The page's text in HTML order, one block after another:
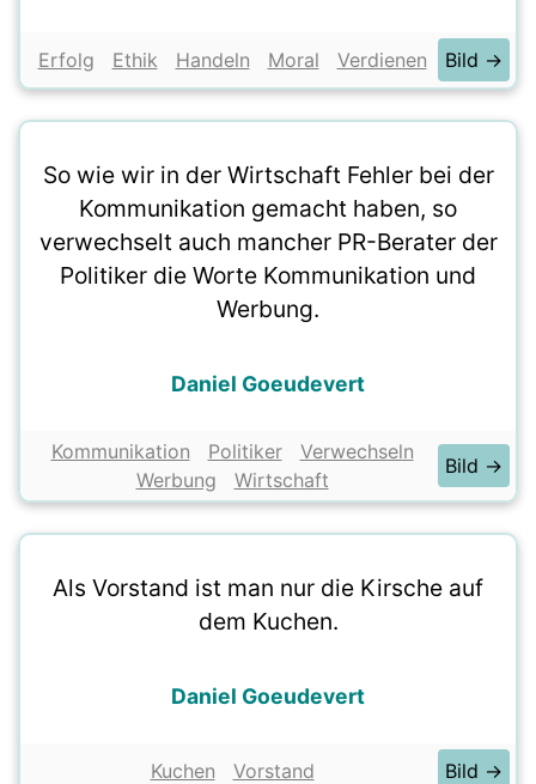
Erfolg Ethik Handeln Moral Verdienen Bild →
So wie wir in der Wirtschaft Fehler bei der
Kommunikation gemacht haben, so
verwechselt auch mancher PR-Berater der
Politiker die Worte Kommunikation und
Werbung.
Daniel Goeudevert
Kommunikation Politiker
Verwechseln
Werbung
Wirtschaft
Bild →
Als Vorstand ist man nur die Kirsche auf
dem Kuchen.
Daniel Goeudevert
Kuchen Vorstand Bild →